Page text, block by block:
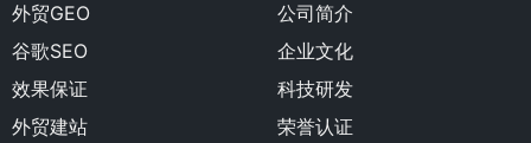
外贸GEO
谷歌SEO
效果保证
外贸建站
公司简介
企业文化
科技研发
荣誉认证